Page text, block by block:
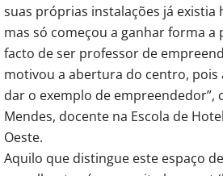
suas próprias instalações já existia
mas só começou a ganhar forma a
facto de ser professor de
motivou a abertura do centro, pois
dar o exemplo de empreendedor”,
Mendes, docente na Escola de
Oeste.
Aquilo que distingue este espaço